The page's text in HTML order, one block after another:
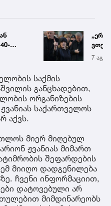
რომ
იყო
რა
7 აგვ
საქმის
განცხადებით,
ორგანიზების
საქართველოს
აქვს.
მიერ მიღებულ
ჟვანიას მიმართ
შეფარდების
მიიღო დადგენილება
ჩვენი ინფორმაციით,
დატოვებული არ
მიმდინარეობს